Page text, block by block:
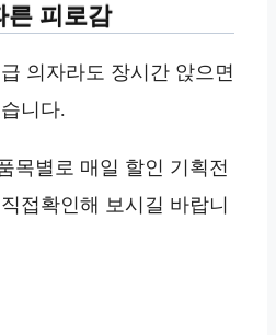
른 피로감
의자라도 장시간 앉으면
니다.
목별로 매일 할인 기획전
접확인해 보시길 바랍니